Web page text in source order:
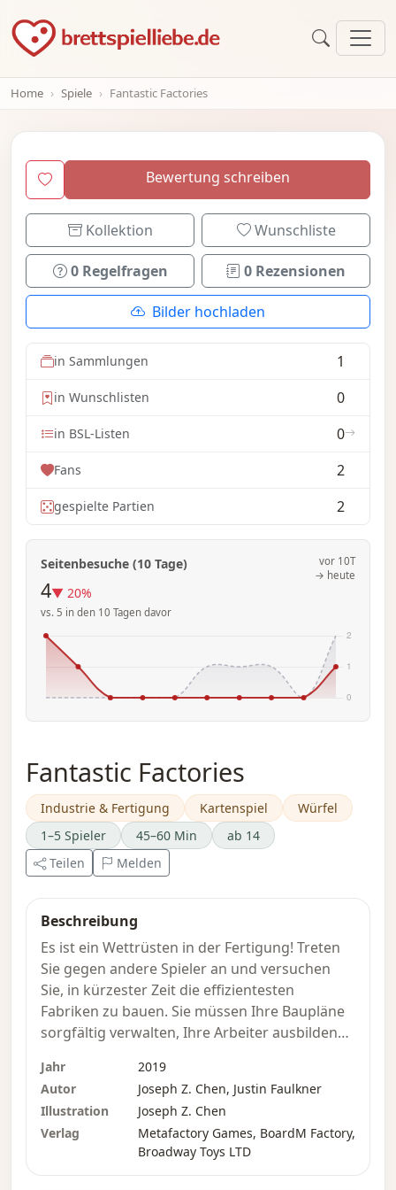
Home Spiele Fantastic Factories
Bewertung schreiben
Kollektion Wunschliste
0 Regelfragen 0 Rezensionen
Bilder hochladen
in Sammlungen 1
in Wunschlisten 0
in BSL-Listen 0
Fans 2
gespielte Partien 2
Seitenbesuche (10 Tage)
4▼ 20%
vs. 5 in den 10 Tagen davor
vor 10T
→ heute
Fantastic Factories
Industrie & Fertigung Kartenspiel
Würfel
1–5 Spieler
45–60 Min
ab 14
Teilen
Melden
Beschreibung
Es ist ein Wettrüsten in der Fertigung! Treten
Sie gegen andere Spieler an und versuchen
Sie, in kürzester Zeit die effizientesten
Fabriken zu bauen. Sie müssen Ihre Baupläne
sorgfältig verwalten, Ihre Arbeiter ausbilden
die industrielle Vorherrschaft zu erlangen! In
Fantastic Factories versuchen Sie, die meisten
Waren herzustellen oder die
prestigeträchtigsten Gebäude zu bauen. Das
Spiel enthält Elemente wie Würfeln,
Jahr
2019
Autor
Joseph Z. Chen, Justin Faulkner
Illustration
Joseph Z. Chen
Verlag
Metafactory Games, BoardM Factory,
Broadway Toys LTD